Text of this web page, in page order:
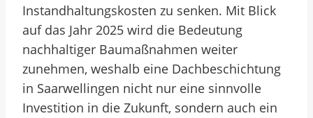
Instandhaltungskosten zu senken. Mit Blick
auf das Jahr 2025 wird die Bedeutung
nachhaltiger Baumaßnahmen weiter
zunehmen, weshalb eine Dachbeschichtung
in Saarwellingen nicht nur eine sinnvolle
Investition in die Zukunft, sondern auch ein